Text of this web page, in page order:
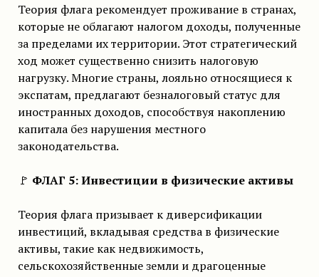
Теория флага рекомендует проживание в странах,
которые не облагают налогом доходы, полученные
за пределами их территории. Этот стратегический
ход может существенно снизить налоговую
нагрузку. Многие страны, лояльно относящиеся к
экспатам, предлагают безналоговый статус для
иностранных доходов, способствуя накоплению
капитала без нарушения местного
законодательства.
🚩 ФЛАГ 5: Инвестиции в физические активы
Теория флага призывает к диверсификации
инвестиций, вкладывая средства в физические
активы, такие как недвижимость,
сельскохозяйственные земли и драгоценные